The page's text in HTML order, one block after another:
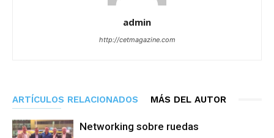
admin
http://cetmagazine.com
ARTÍCULOS RELACIONADOS MÁS DEL AUTOR
Networking sobre ruedas